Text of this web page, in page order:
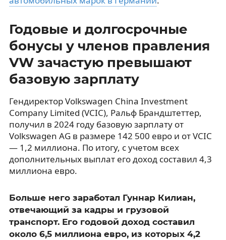
Годовые и долгосрочные
бонусы у членов правления
VW зачастую превышают
базовую зарплату
Гендиректор Volkswagen China Investment
Company Limited (VCIC), Ральф Брандштеттер,
получил в 2024 году базовую зарплату от
Volkswagen AG в размере 142 500 евро и от VCIC
— 1,2 миллиона. По итогу, с учетом всех
дополнительных выплат его доход составил 4,3
миллиона евро.
Больше него заработал Гуннар Килиан,
отвечающий за кадры и грузовой
транспорт. Его годовой доход составил
около 6,5 миллиона евро, из которых 4,2